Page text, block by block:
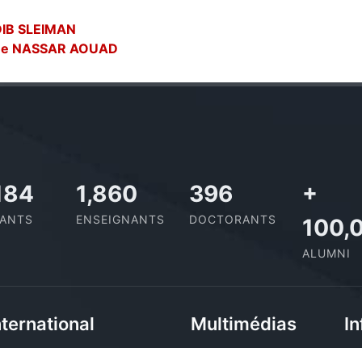
SLEIMAN
NASSAR AOUAD
2,142
ENSEIGNANTS
437
DOCTORANTS
+
ALUMNI
Multimédias